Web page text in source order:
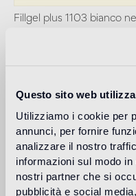
Questo sito web
Utilizziamo i cookie per
annunci, per fornire
analizzare il nostro
informazioni sul modo
nostri partner che si
pubblicità e social
Fillgel plus 1103 bianco
Design
carlo dal
Carlo Dal Bianco,